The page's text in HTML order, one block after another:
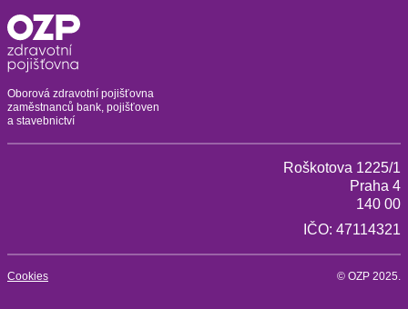
Oborová zdravotní pojišťovna
zaměstnanců bank, pojišťoven
a stavebnictví
Roškotova 1225/1
Praha 4
140 00
IČO: 47114321
Cookies © OZP 2025.